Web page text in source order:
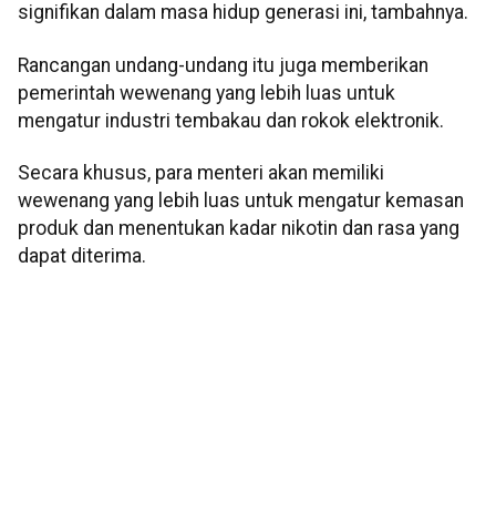
signifikan dalam masa hidup generasi ini, tambahnya.
Rancangan undang-undang itu juga memberikan
pemerintah wewenang yang lebih luas untuk
mengatur industri tembakau dan rokok elektronik.
Secara khusus, para menteri akan memiliki
wewenang yang lebih luas untuk mengatur kemasan
produk dan menentukan kadar nikotin dan rasa yang
dapat diterima.